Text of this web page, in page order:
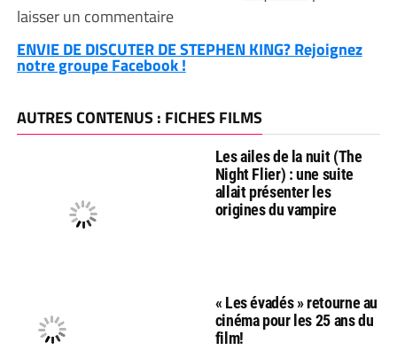
laisser un commentaire
ENVIE DE DISCUTER DE STEPHEN KING? Rejoignez
notre groupe Facebook !
AUTRES CONTENUS : FICHES FILMS
Les ailes de la nuit (The
Night Flier) : une suite
allait présenter les
origines du vampire
« Les évadés » retourne au
cinéma pour les 25 ans du
film!